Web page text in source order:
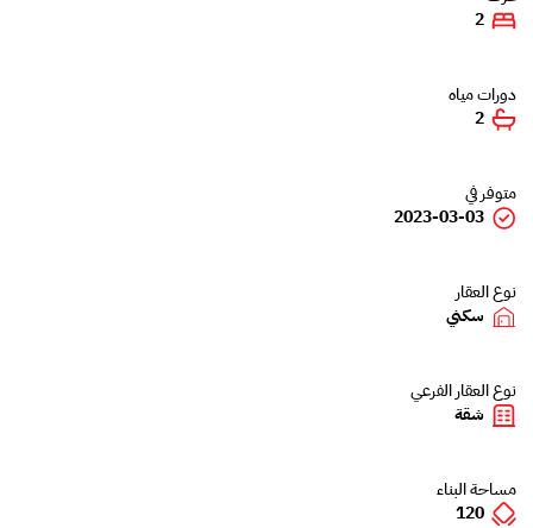
2
دورات مياه
2
متوفر في
2023-03-03
نوع العقار
سكني
نوع العقار الفرعي
شقة
مساحة البناء
120